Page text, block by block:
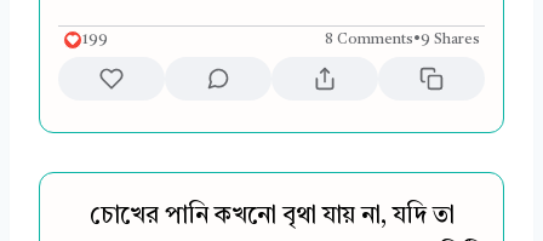
199 8 Comments•9 Shares
চোখের পানি কখনো বৃথা যায় না, যদি তা